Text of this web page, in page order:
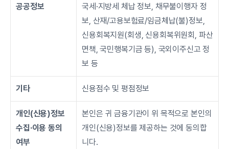
공공정보
국세·지방세 체납 정보, 채무불이행자 정
보, 산재/고용보험료/임금체납(불)정보,
신용회복지원(회생, 신용회복위원회, 파산
면책, 국민행복기금 등), 국외이주신고 정
보 등
기타 신용점수 및 평점정보
개인(신용)정보
수집∙이용 동의
여부
본인은 귀 금융기관이 위 목적으로 본인의
개인(신용)정보를 제공하는 것에 동의합
니다.